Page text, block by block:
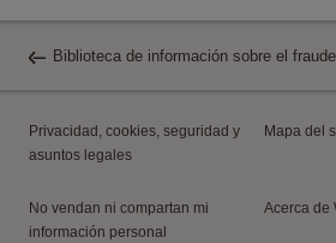
Biblioteca de información sobre el fraude
Privacidad, cookies, seguridad y
asuntos legales
Mapa del
No vendan ni compartan mi
información personal
Acerca de